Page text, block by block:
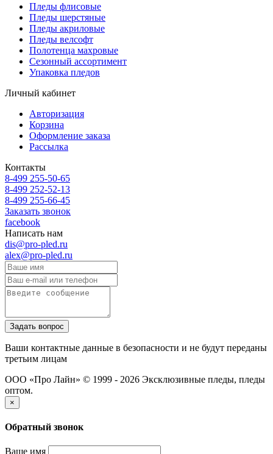
Пледы флисовые
Пледы шерстяные
Пледы акриловые
Пледы велсофт
Полотенца махровые
Сезонный ассортимент
Упаковка пледов
Личный кабинет
Авторизация
Корзина
Оформление заказа
Рассылка
Контакты
8-499 255-50-65
8-499 252-52-13
8-499 255-66-45
Заказать звонок
facebook
Написать нам
dis@pro-pled.ru
alex@pro-pled.ru
Ваши контактные данные в безопасности и не будут переданы
третьим лицам
ООО «Про Лайн» © 1999 - 2026 Эксклюзивные пледы, пледы
оптом.
×
Обратный звонок
Ваше имя